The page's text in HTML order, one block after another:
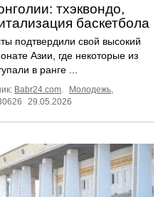
тхэквондо,
баскетбола
подтвердили свой высокий
Азии, где некоторые из
в ранге ...
Babr24.com Молодежь
29.05.2026